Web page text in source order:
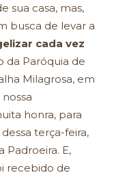
sua casa, mas,
busca de levar a
cada vez
da Paróquia de
Milagrosa, em
honra, para
terça-feira,
Padroeira. E,
recebido de